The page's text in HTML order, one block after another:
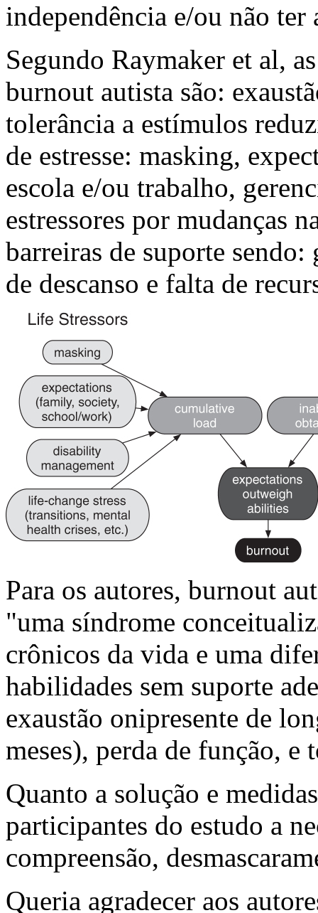
independência e/ou não
Segundo Raymaker et al,
burnout autista são:
tolerância a estímulos
de estresse: masking,
escola e/ou trabalho,
estressores por mudanças
barreiras de suporte
de descanso e falta de
Para os autores, burnout
"uma síndrome
crônicos da vida e uma
habilidades sem suporte
exaustão onipresente de
meses), perda de função,
Quanto a solução e
participantes do estudo a
compreensão,
Queria agradecer aos